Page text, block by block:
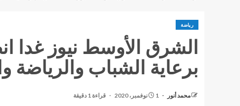
رياضة
الشرق الأوسط نيوز غدا
برعاية الشباب والرياضة
محمد أنور 1 نوفمبر، 2020 قراءة 1 دقيقة